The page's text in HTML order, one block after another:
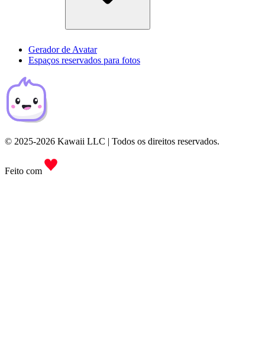
Gerador de Avatar
Espaços reservados para fotos
© 2025-2026 Kawaii LLC | Todos os direitos reservados.
Feito com